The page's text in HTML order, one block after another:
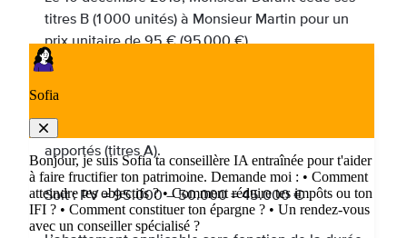
titres B (1 000 unités) à Monsieur Martin pour un
prix unitaire de 95 € (95 000 €).
échange (titres B) et le prix d’acquisition des titres
apportés (titres A).
Soit : PV = 95.000 – 50.000 = 45.000 €